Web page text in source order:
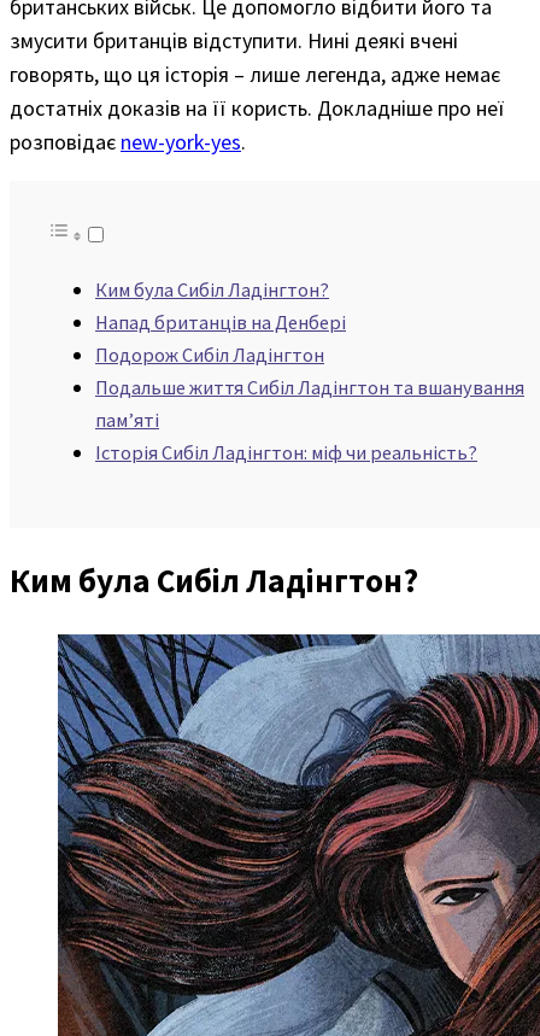
британських військ. Це допомогло відбити його та
змусити британців відступити. Нині деякі вчені
говорять, що ця історія – лише легенда, адже немає
достатніх доказів на її користь. Докладніше про неї
розповідає new-york-yes.
Ким була Сибіл Ладінгтон?
Напад британців на Денбері
Подорож Сибіл Ладінгтон
Подальше життя Сибіл Ладінгтон та вшанування
пам’яті
Історія Сибіл Ладінгтон: міф чи реальність?
Ким була Сибіл Ладінгтон?